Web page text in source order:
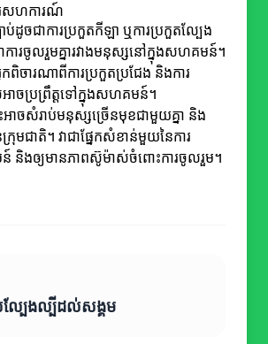
រសហការណ៍
ដូចជាការប្រកួតកីឡា ឬការប្រកួតល្បែង
ារចូលរួមគ្នារវាងមនុស្សនៅក្នុងសហគមន៍។
កពិចារណាពីការប្រកួតប្រជែង និងការ
ចប្រព្រឹត្តទៅក្នុងសហគមន៍។
អាចសំរាប់មនុស្សច្រើនមុខជាមួយគ្នា និង
រុមជាតិ។ វាជាផ្នែកសំខាន់មួយនៃការ
និងឲ្យមានភាពស៊ូម៉ាស់ចំពោះការចូលរួម។
បែងល្បីដល់សង្គម